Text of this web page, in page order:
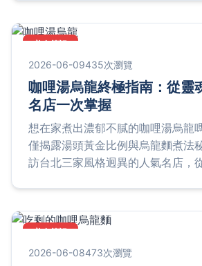
美食筆記
2026-06-09435次瀏覽
咖哩湯烏龍終極指南：從靈
名店一次掌握
想在家煮出濃郁不膩的咖哩湯烏龍
僅揭露湯頭黃金比例與烏龍麵煮法
訪台北三家風格迥異的人氣名店，
美食筆記
2026-06-08473次瀏覽